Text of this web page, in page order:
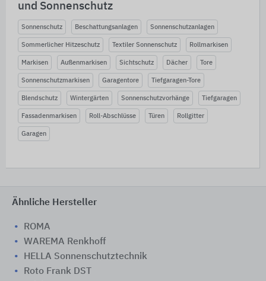
und Sonnenschutz
Sonnenschutz Beschattungsanlagen Sonnenschutzanlagen
Sommerlicher Hitzeschutz Textiler Sonnenschutz Rollmarkisen
Markisen Außenmarkisen Sichtschutz Dächer Tore
Sonnenschutzmarkisen Garagentore Tiefgaragen-Tore
Blendschutz Wintergärten Sonnenschutzvorhänge Tiefgaragen
Fassadenmarkisen Roll-Abschlüsse Türen Rollgitter
Garagen
Ähnliche Hersteller
ROMA
WAREMA Renkhoff
HELLA Sonnenschutztechnik
Roto Frank DST